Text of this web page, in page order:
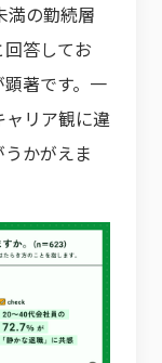
満の勤続層
答してお
著です。一
リア観に違
かがえま